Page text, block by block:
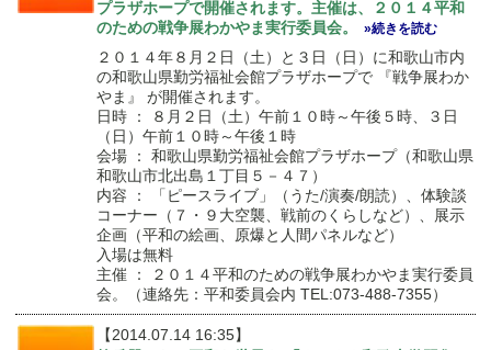
プラザホープで開催されます。主催は、２０１４平和
のための戦争展わかやま実行委員会。
»続きを読む
２０１４年８月２日（土）と３日（日）に和歌山市内
の和歌山県勤労福祉会館プラザホープで 『戦争展わか
やま』 が開催されます。
日時 ： ８月２日（土）午前１０時～午後５時、３日
（日）午前１０時～午後１時
会場 ： 和歌山県勤労福祉会館プラザホープ（和歌山県
和歌山市北出島１丁目５－４７）
内容 ： 「ピースライブ」（うた/演奏/朗読）、体験談
コーナー（７・９大空襲、戦前のくらしなど）、展示
企画（平和の絵画、原爆と人間パネルなど）
入場は無料
主催 ： ２０１４平和のための戦争展わかやま実行委員
会。（連絡先：平和委員会内 TEL:073-488-7355）
【2014.07.14 16:35】